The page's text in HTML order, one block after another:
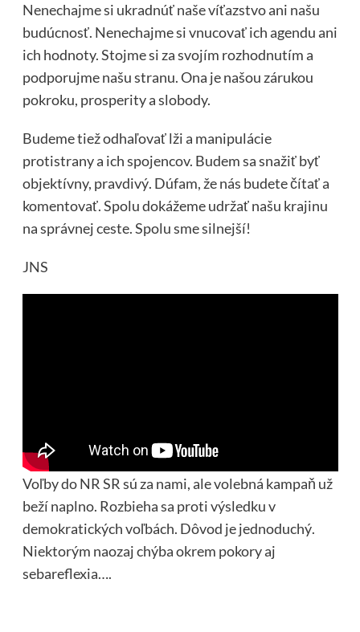
Nenechajme si ukradnúť naše víťazstvo ani našu
budúcnosť. Nenechajme si vnucovať ich agendu ani
ich hodnoty. Stojme si za svojím rozhodnutím a
podporujme našu stranu. Ona je našou zárukou
pokroku, prosperity a slobody.
Budeme tiež odhaľovať lži a manipulácie
protistrany a ich spojencov. Budem sa snažiť byť
objektívny, pravdivý. Dúfam, že nás budete čítať a
komentovať. Spolu dokážeme udržať našu krajinu
na správnej ceste. Spolu sme silnejší!
JNS
Voľby do NR SR sú za nami, ale volebná kampaň už
beží naplno. Rozbieha sa proti výsledku v
demokratických voľbách. Dôvod je jednoduchý.
Niektorým naozaj chýba okrem pokory aj
sebareflexia….